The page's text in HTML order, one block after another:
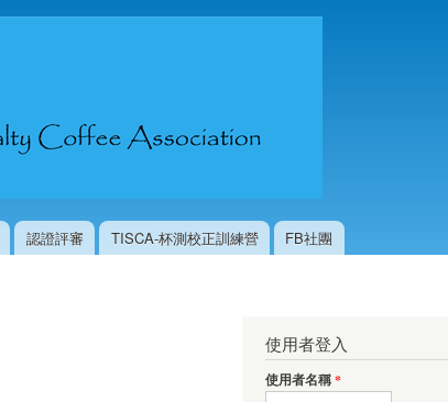
認證評審 TISCA-杯測校正訓練營 FB社團
使用者登入
使用者名稱*